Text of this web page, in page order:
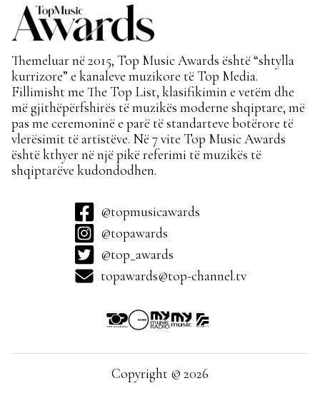
Themeluar në 2015, Top Music Awards është “shtylla
kurrizore” e kanaleve muzikore të Top Media.
Fillimisht me The Top List, klasifikimin e vetëm dhe
më gjithëpërfshirës të muzikës moderne shqiptare, më
pas me ceremoninë e parë të standarteve botërore të
vlerësimit të artistëve. Në 7 vite Top Music Awards
është kthyer në një pikë referimi të muzikës të
shqiptarëve kudondodhen.
@topmusicawards
@topawards
@top_awards
topawards@top-channel.tv
Copyright © 2026